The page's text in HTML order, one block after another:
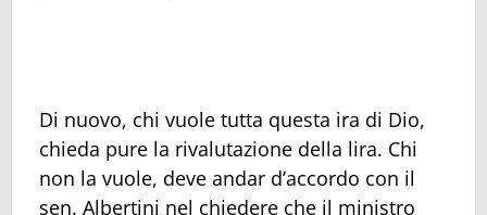
Di nuovo, chi vuole tutta questa ira di Dio,
chieda pure la rivalutazione della lira. Chi
non la vuole, deve andar d’accordo con il
sen. Albertini nel chiedere che il ministro